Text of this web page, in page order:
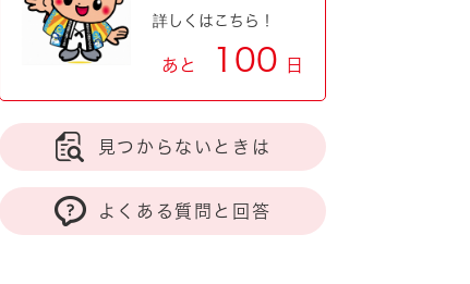
詳しくはこちら！
あと 100 日
見つからないときは
よくある質問と回答